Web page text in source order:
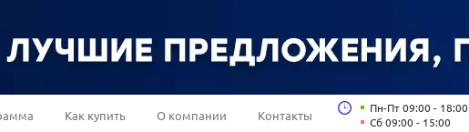
Как купить О компании Контакты
Пн-Пт 09:00 - 18:00
Сб 09:00 - 15:00